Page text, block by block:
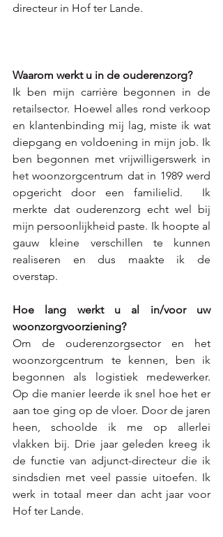
directeur in Hof ter Lande.
Waarom werkt u in de ouderenzorg?
Ik ben mijn carrière begonnen in de
retailsector. Hoewel alles rond verkoop
en klantenbinding mij lag, miste ik wat
diepgang en voldoening in mijn job. Ik
ben begonnen met vrijwilligerswerk in
het woonzorgcentrum dat in 1989 werd
opgericht door een familielid.  Ik
merkte dat ouderenzorg echt wel bij
mijn persoonlijkheid paste. Ik hoopte al
gauw kleine verschillen te kunnen
realiseren en dus maakte ik de
overstap.
Hoe lang werkt u al in/voor uw
woonzorgvoorziening?
Om de ouderenzorgsector en het
woonzorgcentrum te kennen, ben ik
begonnen als logistiek medewerker.
Op die manier leerde ik snel hoe het er
aan toe ging op de vloer. Door de jaren
heen, schoolde ik me op allerlei
vlakken bij. Drie jaar geleden kreeg ik
de functie van adjunct-directeur die ik
sindsdien met veel passie uitoefen. Ik
werk in totaal meer dan acht jaar voor
Hof ter Lande.